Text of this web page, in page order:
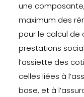
une
maximum des
pour le calcul
prestations
l’assiette des
celles liées à
base, et à